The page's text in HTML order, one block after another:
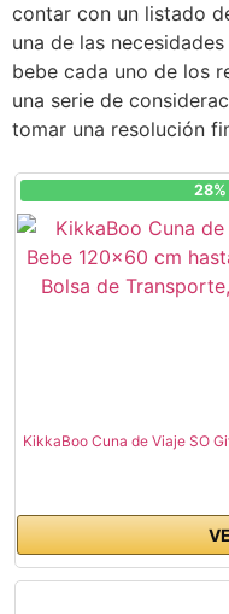
contar con un listado
una de las
bebe cada uno de los
una serie de
tomar una resolución
28%
KikkaBoo Cuna de Viaje SO